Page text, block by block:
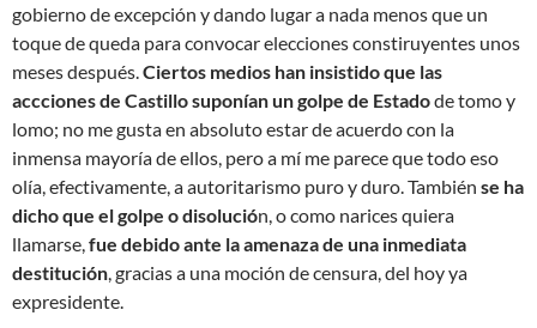
gobierno de excepción y dando lugar a nada menos que un
toque de queda para convocar elecciones constiruyentes unos
meses después.Ciertos medios han insistido que las
accciones de Castillo suponían un golpe de Estadode tomo y
lomo; no me gusta en absoluto estar de acuerdo con la
inmensa mayoría de ellos, pero a mí me parece que todo eso
olía, efectivamente, a autoritarismo puro y duro. También se ha
dicho que el golpe o disolución, o como narices quiera
llamarse,fue debido ante la amenaza de una inmediata
destitución, gracias a una moción de censura, del hoy ya
expresidente.